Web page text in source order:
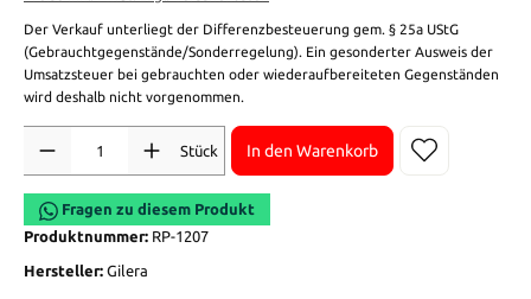
Der Verkauf unterliegt der Differenzbesteuerung gem. § 25a UStG
(Gebrauchtgegenstände/Sonderregelung). Ein gesonderter Ausweis der
Umsatzsteuer bei gebrauchten oder wiederaufbereiteten Gegenständen
wird deshalb nicht vorgenommen.
Stück
In den Warenkorb
Fragen zu diesem Produkt
Produktnummer: RP-1207
Hersteller: Gilera